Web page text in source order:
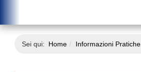
Sei qui: Home Informazioni Pratiche